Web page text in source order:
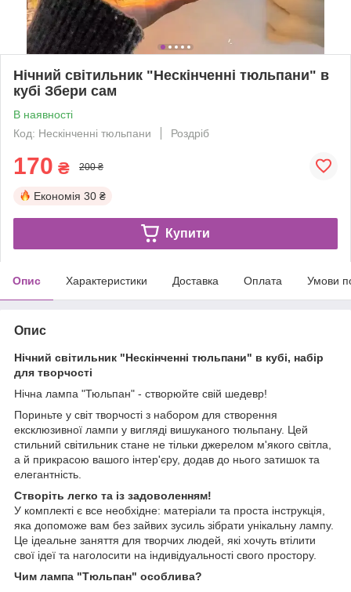
Нічний світильник "Нескінченні тюльпани" в
кубі Збери сам
В наявності
Код: Нескінченні тюльпани
Роздріб
170 ₴ 200 ₴
Економія 30 ₴
Купити
Опис Характеристики Доставка Оплата Умови
Опис
Нічний світильник "Нескінченні тюльпани" в кубі, набір
для творчості
Нічна лампа "Тюльпан" - створюйте свій шедевр!
Пориньте у світ творчості з набором для створення
ексклюзивної лампи у вигляді вишуканого тюльпану. Цей
стильний світильник стане не тільки джерелом м'якого світла,
а й прикрасою вашого інтер'єру, додав до нього затишок та
елегантність.
Створіть легко та із задоволенням!
У комплекті є все необхідне: матеріали та проста інструкція,
яка допоможе вам без зайвих зусиль зібрати унікальну лампу.
Це ідеальне заняття для творчих людей, які хочуть втілити
свої ідеї та наголосити на індивідуальності свого простору.
Чим лампа "Тюльпан" особлива?